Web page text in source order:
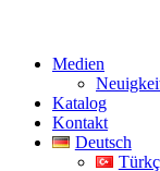
Medien
Katalog
Kontakt
Deutsch